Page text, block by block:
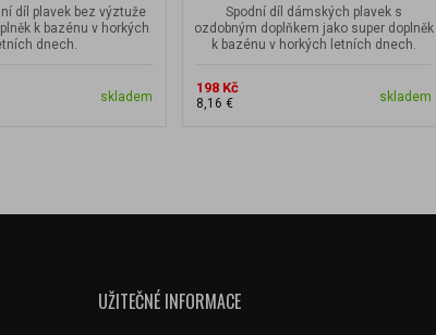
díl plavek bez výztuže
k bazénu v horkých
dnech.
skladem
Spodní díl dámských plavek s
ozdobným doplňkem jako super doplněk
k bazénu v horkých letních dnech.
198 Kč
8,16 € skladem
UŽITEČNÉ INFORMACE